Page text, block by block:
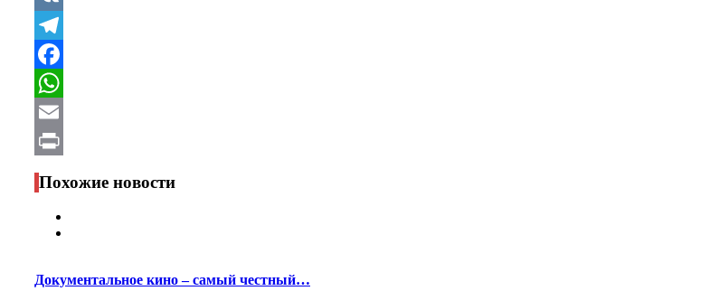
VK
Telegram
Facebook
WhatsApp
Email
Print
Похожие новости
Документальное кино – самый честный…